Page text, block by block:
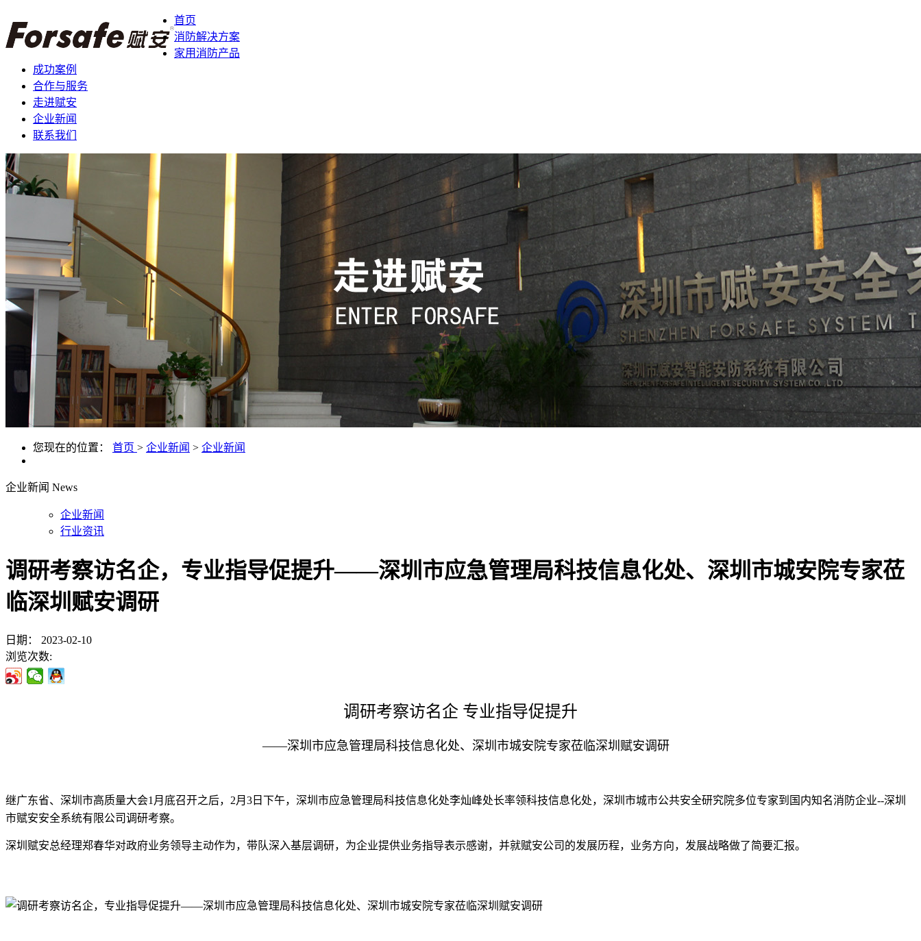
首页
消防解决方案
家用消防产品
成功案例
合作与服务
走进赋安
企业新闻
联系我们
您现在的位置： 首页 > 企业新闻 > 企业新闻
企业新闻 News
企业新闻
行业资讯
调研考察访名企，专业指导促提升——深圳市应急管理局科技信息化处、深圳市城安院专家莅
临深圳赋安调研
日期：
2023-02-10
浏览次数:
调研考察访名企 专业指导促提升
——深圳市应急管理局科技信息化处、深圳市城安院专家莅临深圳赋安调研
继广东省、深圳市高质量大会1 月底召开之后， 2月 3 日下午，深圳市应急管理局科技信息化处李灿峰处长率领科技信息化处，深圳市城市公共安全研究院多位专家到国内知名消防企业--深圳
市赋安安全系统有限公司调研考察。
深圳赋安总经理郑春华对政府业务领导主动作为，带队深入基层调研，为企业提供业务指导表示感谢，并就赋安公司的发展历程，业务方向，发展战略做了简要汇报。